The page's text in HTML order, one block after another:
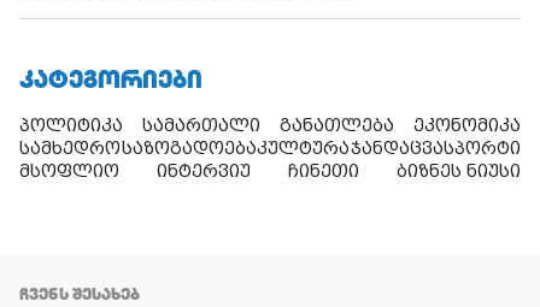
ᲙᲐᲢᲔᲒᲝᲠᲘᲔᲑᲘ
პოლიტიკა სამართალი განათლება
ეკონომიკა
სამხედროსაზოგადოებაკულტურაჯანდაცვასპორტი
მსოფლიო
ინტერვიუ ჩინეთი ბიზნეს ნიუსი
ᲩᲕᲔᲜᲡ ᲨᲔᲡᲐᲮᲔᲑ